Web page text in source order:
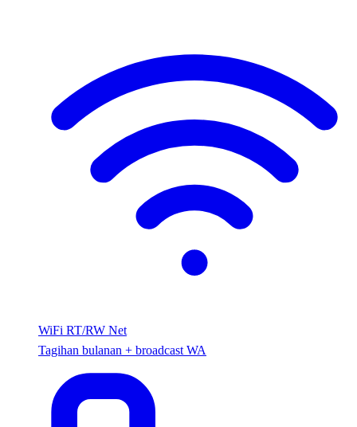
WiFi RT/RW Net
Tagihan bulanan + broadcast WA